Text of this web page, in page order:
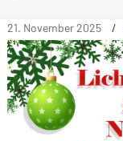
21. November 2025